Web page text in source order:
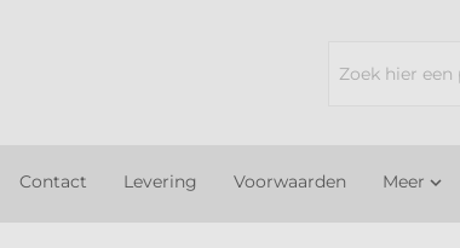
Contact Levering Voorwaarden Meer 